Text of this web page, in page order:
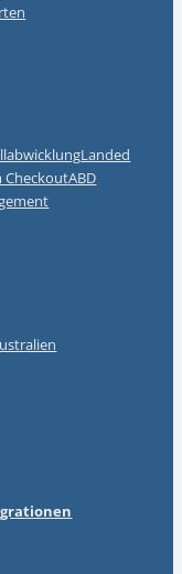
Landed
CheckoutABD